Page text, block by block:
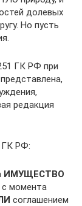
долевых
Но пусть
ГК РФ при
редакция
ГК РФ:
ИМУЩЕСТВО
с момента
соглашением